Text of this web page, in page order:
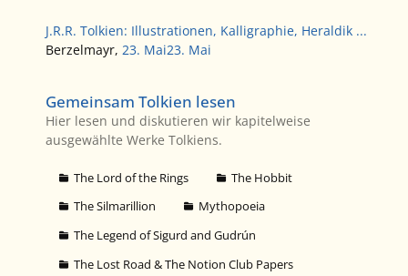
J.R.R. Tolkien: Illustrationen, Kalligraphie, Heraldik ...
Berzelmayr,23. Mai23. Mai
Gemeinsam Tolkien lesen
Hier lesen und diskutieren wir kapitelweise
ausgewählte Werke Tolkiens.
The Lord of the Rings
The Hobbit
The Silmarillion
Mythopoeia
The Legend of Sigurd and Gudrún
The Lost Road & The Notion Club Papers